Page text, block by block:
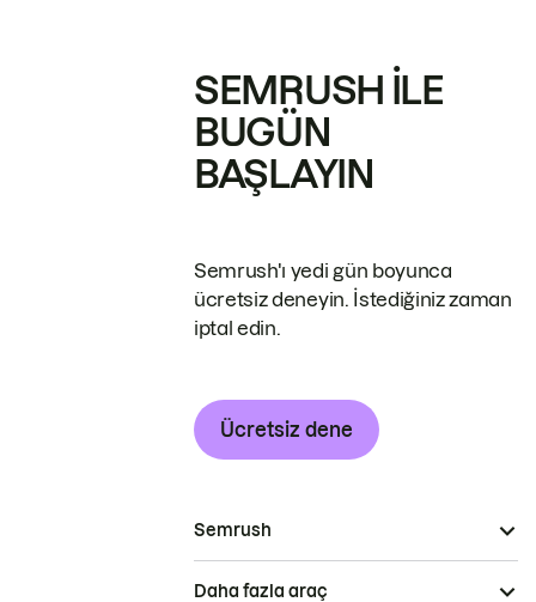
SEMRUSH ILE
BUGÜN
BAŞLAYIN
Semrush'ı yedi gün boyunca
ücretsiz deneyin. İstediğiniz zaman
iptal edin.
Ücretsiz dene
Semrush
Daha fazla araç